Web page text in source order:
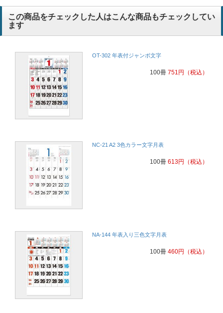
この商品をチェックした人はこんな商品もチェックしてい
ます
OT-302 年表付ジャンボ文字
100冊 751 円 （税込）
NC-21 A2 3色カラー文字月表
100冊 613円 （税込）
NA-144 年表入り三色文字月表
100冊 460円 （税込）